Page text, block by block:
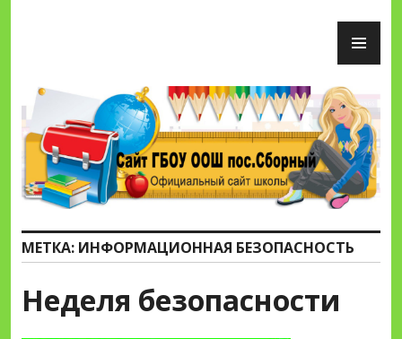
Сайт ГБОУ ООШ пос.Сборный
МЕТКА: ИНФОРМАЦИОННАЯ БЕЗОПАСНОСТЬ
Неделя безопасности